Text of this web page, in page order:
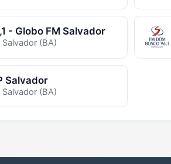
- Globo FM Salvador
(BA)
Salvador
(BA)